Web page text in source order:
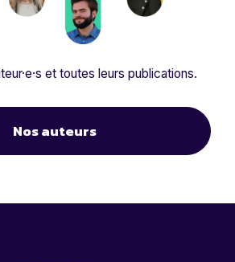
et toutes leurs publications.
Nos auteurs